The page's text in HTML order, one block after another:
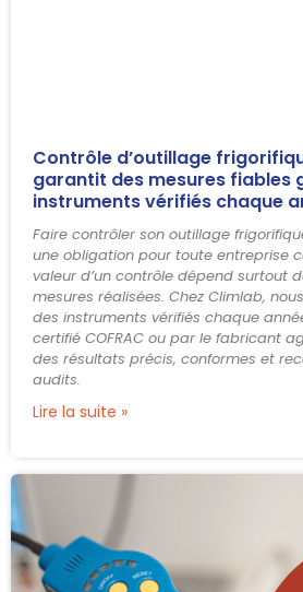
Contrôle d’outillage
garantit des mesures fiables
instruments vérifiés chaque
Faire contrôler son outillage
une obligation pour toute entreprise
valeur d’un contrôle dépend surtout
mesures réalisées. Chez Climlab,
des instruments vérifiés chaque
certifié COFRAC ou par le fabricant
des résultats précis, conformes et
audits.
Lire la suite »